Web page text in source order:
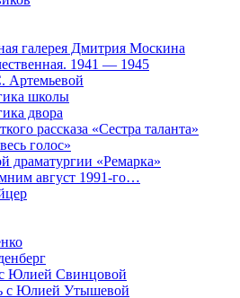
галерея Дмитрия Москина
1941 — 1945
Артемьевой
школы
двора
рассказа «Сестра таланта»
голос»
драматургии «Ремарка»
август 1991-го…
Юлией Свинцовой
с Юлией Утышевой